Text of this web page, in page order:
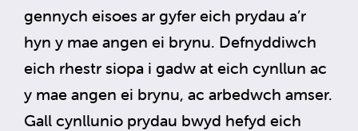
gennych eisoes ar gyfer eich prydau a’r
hyn y mae angen ei brynu. Defnyddiwch
eich rhestr siopa i gadw at eich cynllun ac
y mae angen ei brynu, ac arbedwch amser.
Gall cynllunio prydau bwyd hefyd eich